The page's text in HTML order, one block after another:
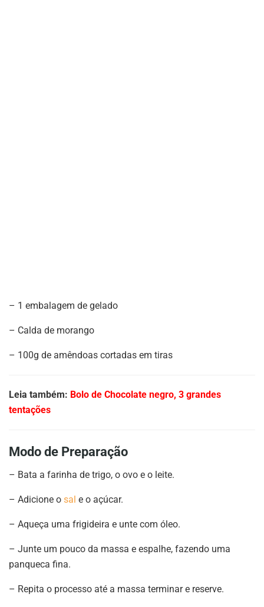
– 1 embalagem de gelado
– Calda de morango
– 100g de amêndoas cortadas em tiras
Leia também: Bolo de Chocolate negro, 3 grandes
tentações
Modo de Preparação
– Bata a farinha de trigo, o ovo e o leite.
– Adicione o sal e o açúcar.
– Aqueça uma frigideira e unte com óleo.
– Junte um pouco da massa e espalhe, fazendo uma
panqueca fina.
– Repita o processo até a massa terminar e reserve.